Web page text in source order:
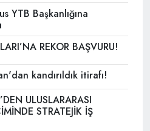
YTB Başkanlığına
REKOR BAŞVURU!
kandırıldık itirafı!
ULUSLARARASI
STRATEJİK İŞ